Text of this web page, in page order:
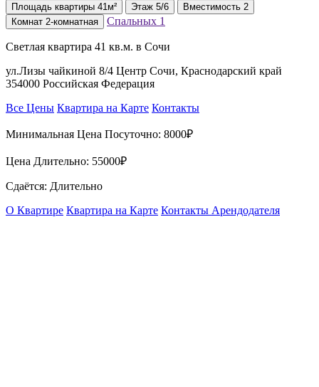
Площадь квартиры 41м² Этаж 5/6 Вместимость 2
Комнат 2-комнатная Спальных 1
Светлая квартира 41 кв.м. в Сочи
ул.Лизы чайкиной 8/4 Центр Сочи, Краснодарский край
354000 Российская Федерация
Все Цены Квартира на Карте Контакты
Минимальная Цена Посуточно: 8000₽
Цена Длительно: 55000₽
Сдаётся: Длительно
О Квартире Квартира на Карте Контакты Арендодателя